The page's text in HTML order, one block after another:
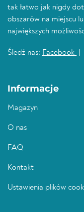
tak łatwo jak nigdy
obszarów na miejscu
największych
Śledź nas: Facebook
Informacje
Magazyn
O nas
FAQ
Kontakt
Ustawienia plików